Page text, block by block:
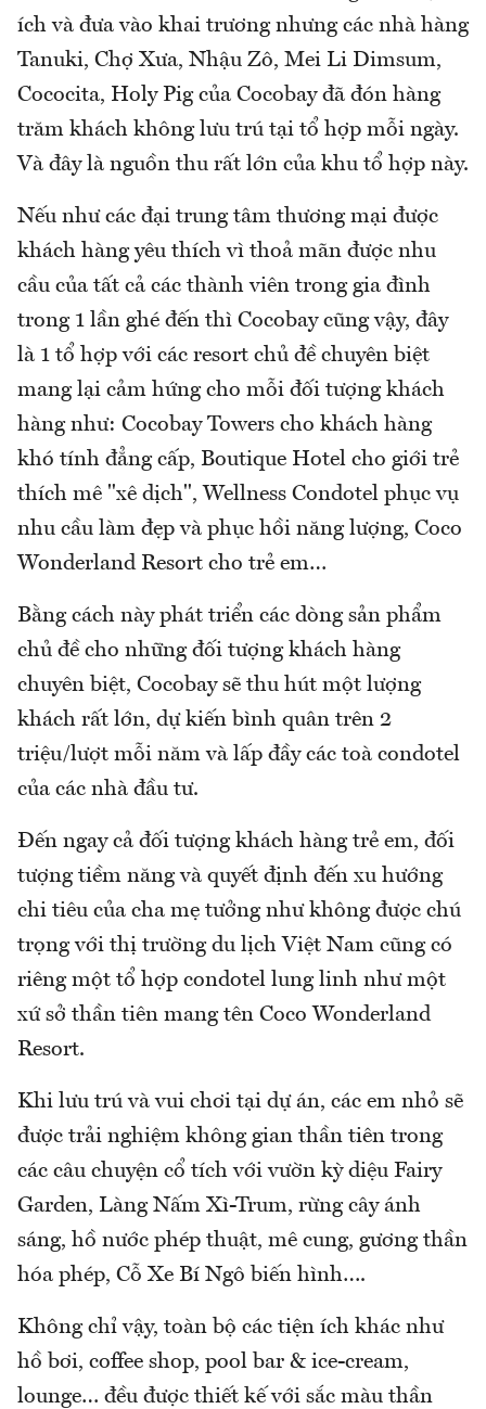
ích và đưa vào khai trương nhưng các nhà hàng
Tanuki, Chợ Xưa, Nhậu Zô, Mei Li Dimsum,
Cococita, Holy Pig của Cocobay đã đón hàng
trăm khách không lưu trú tại tổ hợp mỗi ngày.
Và đây là nguồn thu rất lớn của khu tổ hợp này.
Nếu như các đại trung tâm thương mại được
khách hàng yêu thích vì thoả mãn được nhu
cầu của tất cả các thành viên trong gia đình
trong 1 lần ghé đến thì Cocobay cũng vậy, đây
là 1 tổ hợp với các resort chủ đề chuyên biệt
mang lại cảm hứng cho mỗi đối tượng khách
hàng như: Cocobay Towers cho khách hàng
khó tính đẳng cấp, Boutique Hotel cho giới trẻ
thích mê "xê dịch", Wellness Condotel phục vụ
nhu cầu làm đẹp và phục hồi năng lượng, Coco
Wonderland Resort cho trẻ em…
Bằng cách này phát triển các dòng sản phẩm
chủ đề cho những đối tượng khách hàng
chuyên biệt, Cocobay sẽ thu hút một lượng
khách rất lớn, dự kiến bình quân trên 2
triệu/lượt mỗi năm và lấp đầy các toà condotel
của các nhà đầu tư.
Đến ngay cả đối tượng khách hàng trẻ em, đối
tượng tiềm năng và quyết định đến xu hướng
chi tiêu của cha mẹ tưởng như không được chú
trọng với thị trường du lịch Việt Nam cũng có
riêng một tổ hợp condotel lung linh như một
xứ sở thần tiên mang tên Coco Wonderland
Resort.
Khi lưu trú và vui chơi tại dự án, các em nhỏ sẽ
được trải nghiệm không gian thần tiên trong
các câu chuyện cổ tích với vườn kỳ diệu Fairy
Garden, Làng Nấm Xì-Trum, rừng cây ánh
sáng, hồ nước phép thuật, mê cung, gương thần
hóa phép, Cỗ Xe Bí Ngô biến hình….
Không chỉ vậy, toàn bộ các tiện ích khác như
hồ bơi, coffee shop, pool bar & ice-cream,
lounge… đều được thiết kế với sắc màu thần